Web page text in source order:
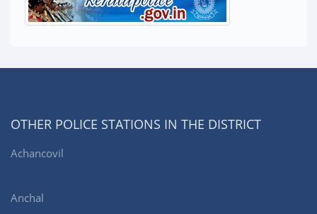
OTHER POLICE STATIONS IN THE DISTRICT
Achancovil
Anchal